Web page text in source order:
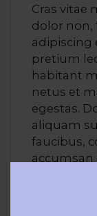
Cras vitae
dolor non,
adipiscing
pretium
habitant
netus et
egestas.
aliquam
faucibus,
accumsan